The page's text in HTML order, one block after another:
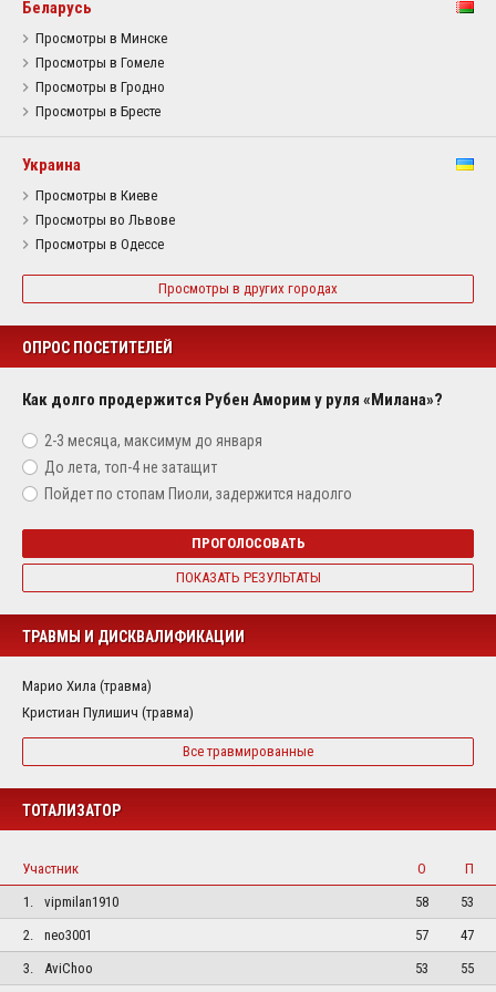
Беларусь
Просмотры в Минске
Просмотры в Гомеле
Просмотры в Гродно
Просмотры в Бресте
Украина
Просмотры в Киеве
Просмотры во Львове
Просмотры в Одессе
Просмотры в других городах
ОПРОС ПОСЕТИТЕЛЕЙ
Как долго продержится Рубен Аморим у руля «Милана»?
2-3 месяца, максимум до января
До лета, топ-4 не затащит
Пойдет по стопам Пиоли, задержится надолго
ПРОГОЛОСОВАТЬ
ПОКАЗАТЬ РЕЗУЛЬТАТЫ
ТРАВМЫ И ДИСКВАЛИФИКАЦИИ
Марио Хила (травма)
Кристиан Пулишич (травма)
Все травмированные
ТОТАЛИЗАТОР
Участник О
П
1.
vipmilan1910 58
53
2.
neo3001 57
47
3.
AviChoo 53 55